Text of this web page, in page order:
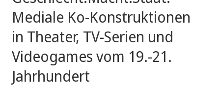
Mediale Ko-Konstruktionen
in Theater, TV-Serien und
Videogames vom 19.-21.
Jahrhundert